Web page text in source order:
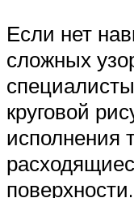
Если нет
сложных
круговой
исполнения